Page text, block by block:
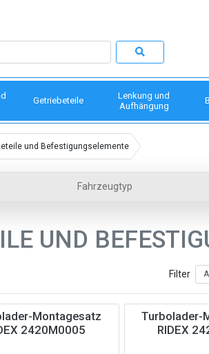
Getriebeteile
Lenkung und
Aufhängung
und Befestigungselemente
Fahrzeugtyp
UND
Filter
Montagesatz
2420M0005
Turbolader-
RIDEX